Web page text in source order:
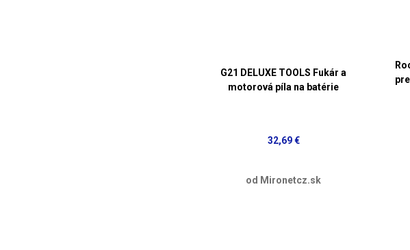
G21 DELUXE TOOLS Fukár a
motorová píla na batérie
32,69 €
od Mironetcz.sk